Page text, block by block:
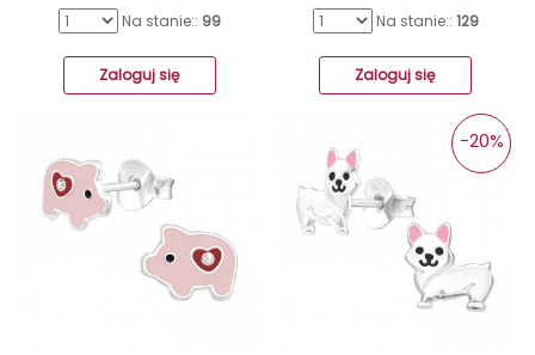
Na stanie:: 99
Zaloguj się
Na stanie:: 129
Zaloguj się
-20%